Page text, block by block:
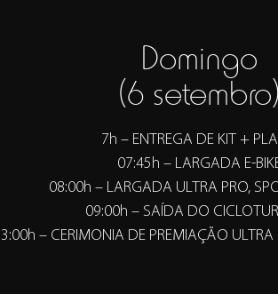
Domingo
(6 setembro)
7h – ENTREGA DE KIT +
07:45h – LARGADA E-
08:00h – LARGADA ULTRA PRO,
09:00h – SAÍDA DO
– CERIMONIA DE PREMIAÇÃO ULTRA